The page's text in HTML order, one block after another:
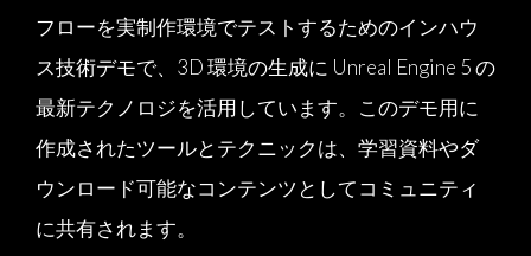
フローを実制作環境でテストするためのインハウ
ス技術デモで、3D 環境の生成に Unreal Engine 5 の
最新テクノロジを活用しています。このデモ用に
作成されたツールとテクニックは、学習資料やダ
ウンロード可能なコンテンツとしてコミュニティ
に共有されます。